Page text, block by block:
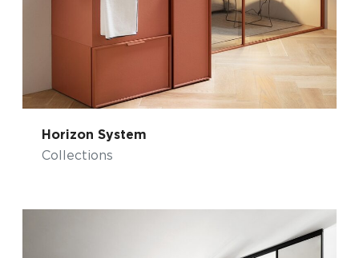
Horizon System
Collections